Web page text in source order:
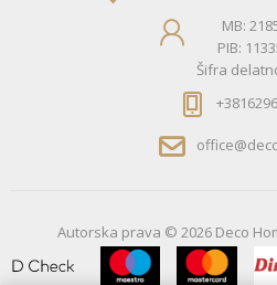
MB:
PIB:
Šifra
Autorska prava © 2026 Deco